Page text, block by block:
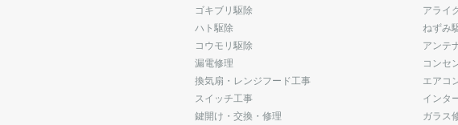
ゴキブリ駆除
アライ
ハト駆除
ねずみ
コウモリ駆除
アンテ
漏電修理
コンセ
換気扇・レンジフード工事
エアコ
スイッチ工事
インタ
鍵開け・交換・修理
ガラス